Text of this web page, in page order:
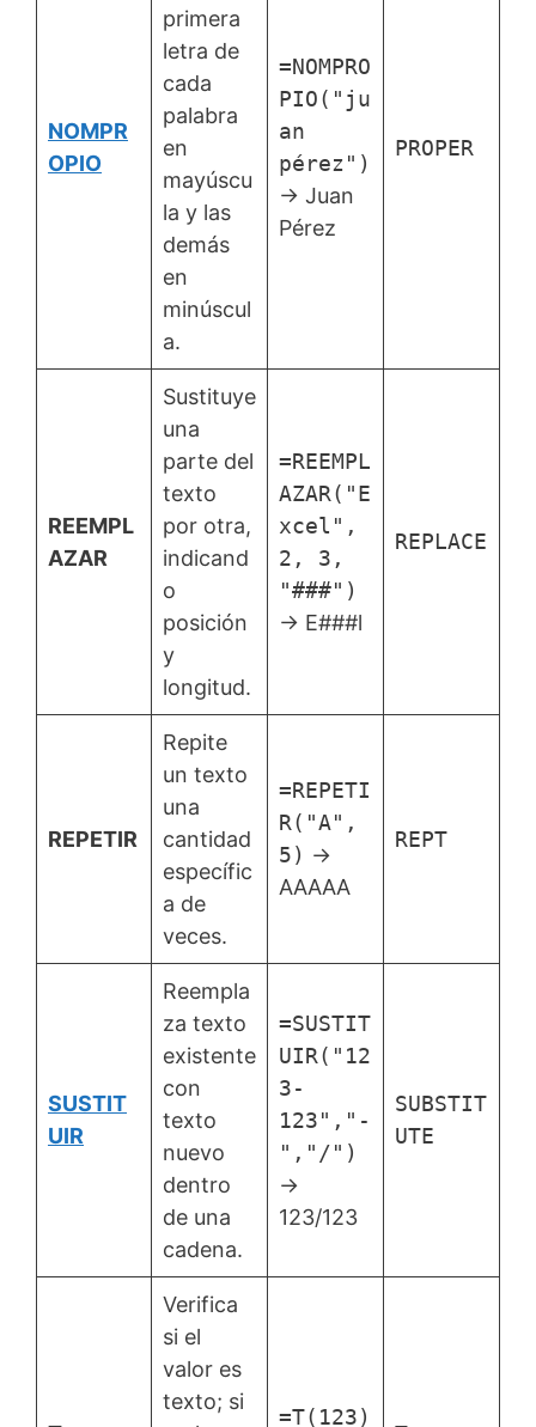
NOMPR
OPIO
primera
letra de
cada
palabra
en
mayúscu
la y las
demás
en
minúscul
a.
=NOMPRO
PIO("ju
an
pérez")
→ Juan
Pérez
PROPER
REEMPL
AZAR
Sustituye
una
parte del
texto
por otra,
indicand
o
posición
y
longitud.
=REEMPL
AZAR("E
xcel",
2, 3,
"###")
→ E###l
REPLACE
REPETIR
Repite
un texto
una
cantidad
específic
a de
veces.
=REPETI
R("A",
5) →
AAAAA
REPT
SUSTIT
UIR
Reempla
za texto
existente
con
texto
nuevo
dentro
de una
cadena.
=SUSTIT
UIR("12
3-
123","-
","/")
→
123/123
SUBSTIT
UTE
Verifica
si el
valor es
texto; si
=T(123)